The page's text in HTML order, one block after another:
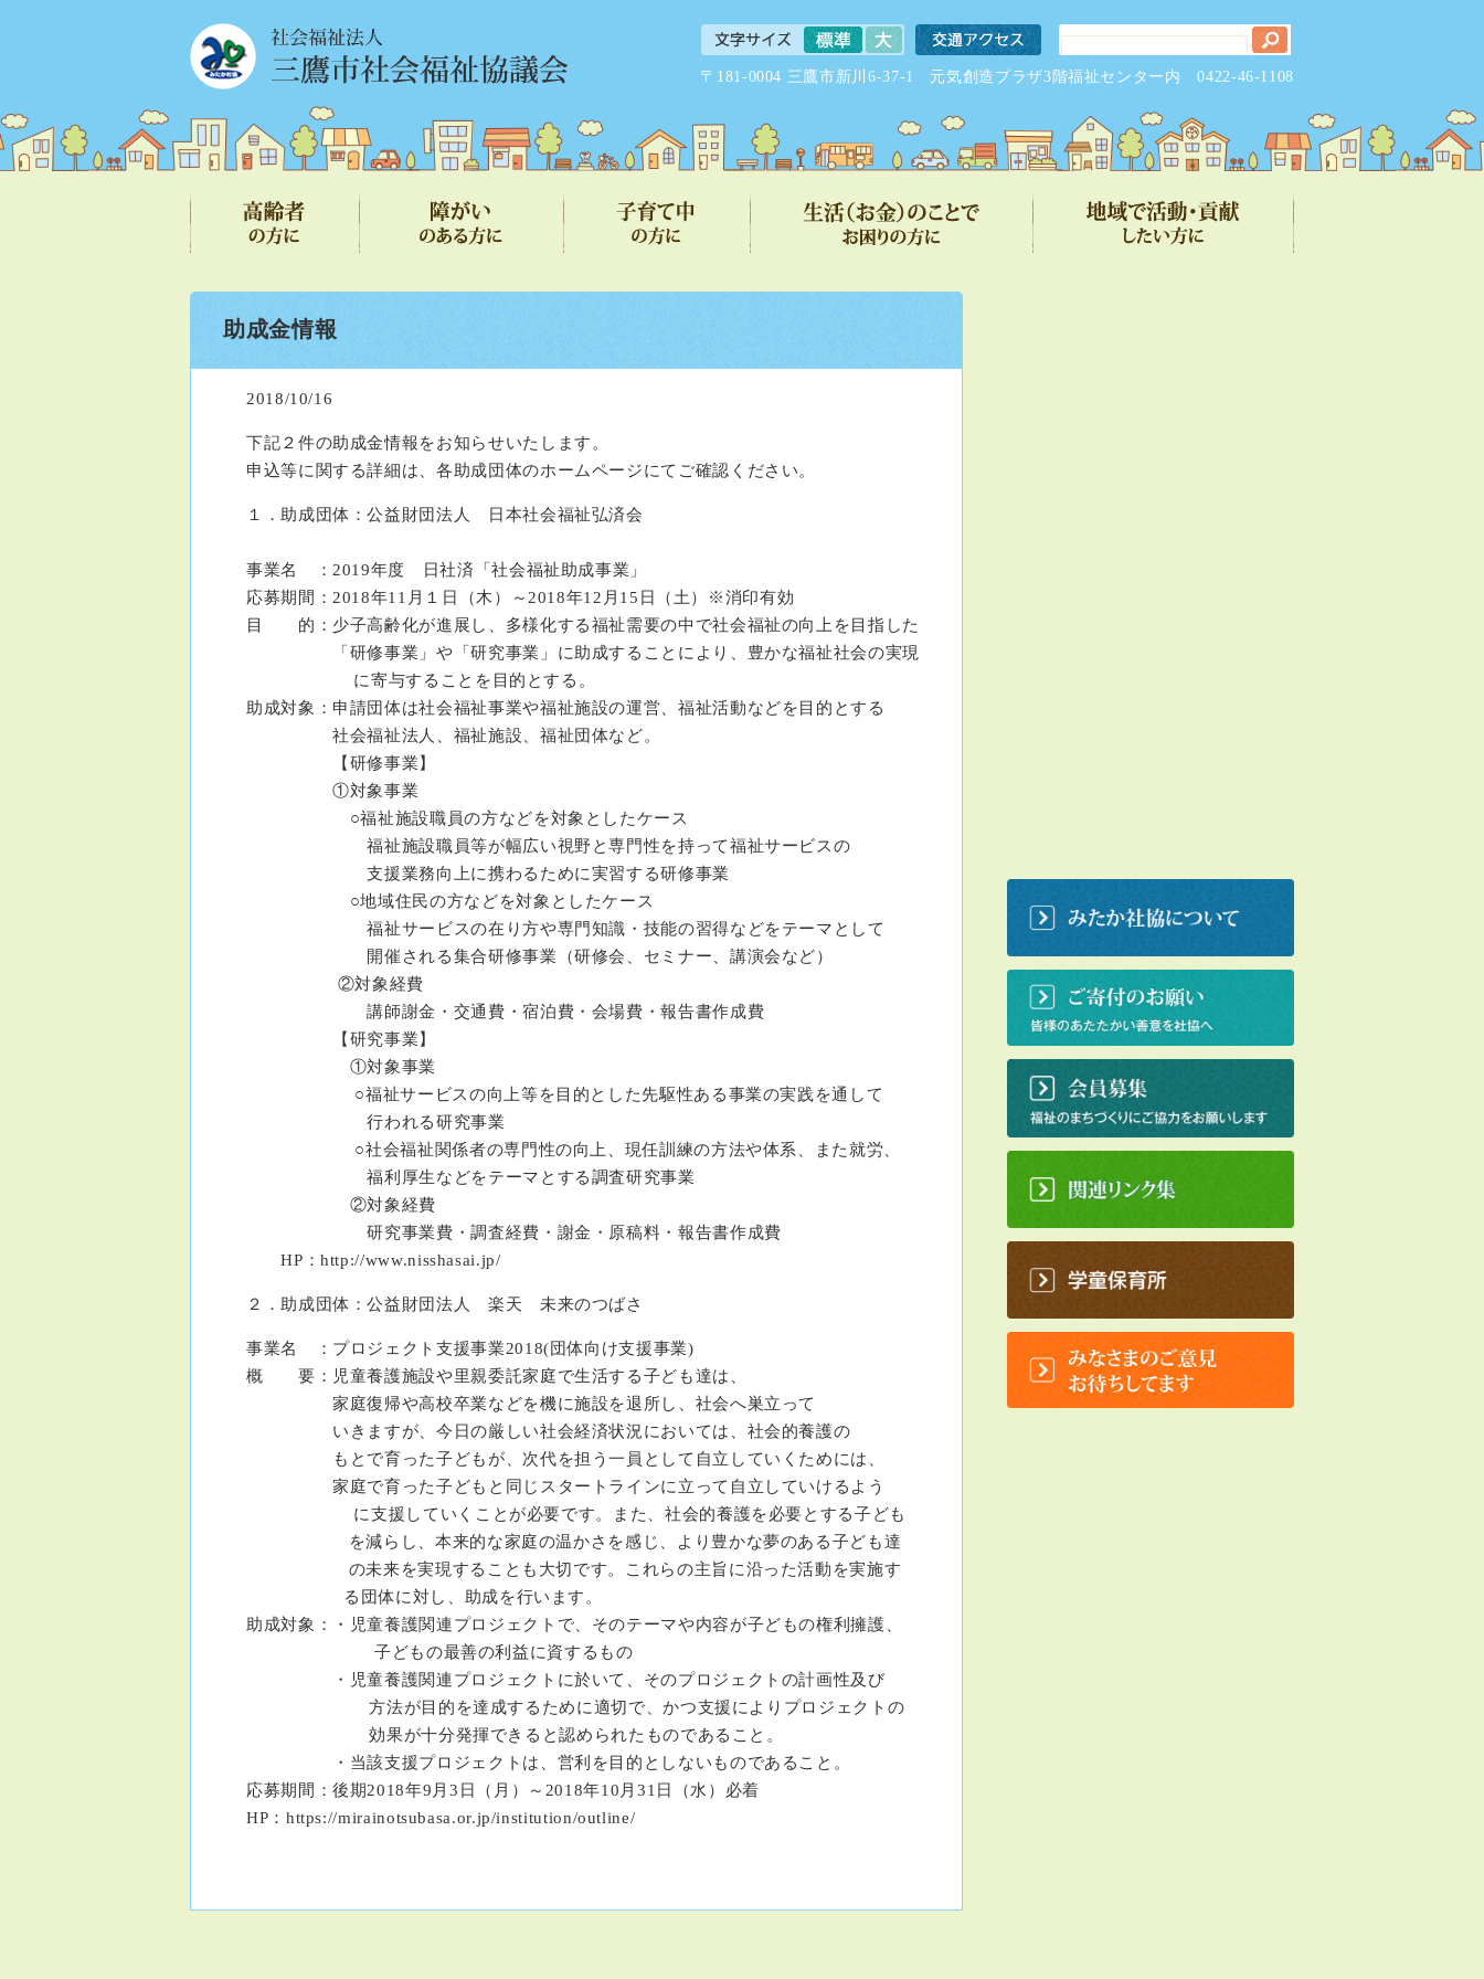
〒181-0004 三鷹市新川6-37-1 元気創造プラザ3階福祉センター内0422-46-1108
助成金情報
2018/10/16
下記２件の助成金情報をお知らせいたします。
申込等に関する詳細は、各助成団体のホームページにてご確認ください。
１．助成団体：公益財団法人 日本社会福祉弘済会
事業名 ：2019年度 日社済「社会福祉助成事業」
応募期間：2018年11月１日（木）～2018年12月15日（土）※消印有効
目 的：少子高齢化が進展し、多様化する福祉需要の中で社会福祉の向上を目指した
「研修事業」や「研究事業」に助成することにより、豊かな福祉社会の実現
に寄与することを目的とする。
助成対象：申請団体は社会福祉事業や福祉施設の運営、福祉活動などを目的とする
社会福祉法人、福祉施設、福祉団体など。
【研修事業】
①対象事業
○福祉施設職員の方などを対象としたケース
福祉施設職員等が幅広い視野と専門性を持って福祉サービスの
支援業務向上に携わるために実習する研修事業
○地域住民の方などを対象としたケース
福祉サービスの在り方や専門知識・技能の習得などをテーマとして
開催される集合研修事業（研修会、セミナー、講演会など）
②対象経費
講師謝金・交通費・宿泊費・会場費・報告書作成費
【研究事業】
①対象事業
○福祉サービスの向上等を目的とした先駆性ある事業の実践を通して
行われる研究事業
○社会福祉関係者の専門性の向上、現任訓練の方法や体系、また就労、
福利厚生などをテーマとする調査研究事業
②対象経費
研究事業費・調査経費・謝金・原稿料・報告書作成費
HP：http://www.nisshasai.jp/
２．助成団体：公益財団法人 楽天 未来のつばさ
事業名 ：プロジェクト支援事業2018(団体向け支援事業)
概 要：児童養護施設や里親委託家庭で生活する子ども達は、
家庭復帰や高校卒業などを機に施設を退所し、社会へ巣立って
いきますが、今日の厳しい社会経済状況においては、社会的養護の
もとで育った子どもが、次代を担う一員として自立していくためには、
家庭で育った子どもと同じスタートラインに立って自立していけるよう
に支援していくことが必要です。また、社会的養護を必要とする子ども
を減らし、本来的な家庭の温かさを感じ、より豊かな夢のある子ども達
の未来を実現することも大切です。これらの主旨に沿った活動を実施す
る団体に対し、助成を行います。
助成対象：・児童養護関連プロジェクトで、そのテーマや内容が子どもの権利擁護、
子どもの最善の利益に資するもの
・児童養護関連プロジェクトに於いて、そのプロジェクトの計画性及び
方法が目的を達成するために適切で、かつ支援によりプロジェクトの
効果が十分発揮できると認められたものであること。
・当該支援プロジェクトは、営利を目的としないものであること。
応募期間：後期2018年9月3日（月）～2018年10月31日（水）必着
HP：https://mirainotsubasa.or.jp/institution/outline/